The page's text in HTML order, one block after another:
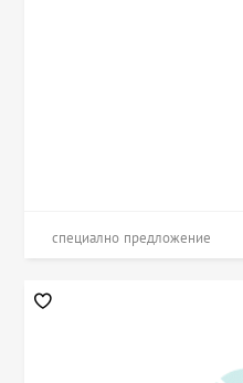
специално предложение